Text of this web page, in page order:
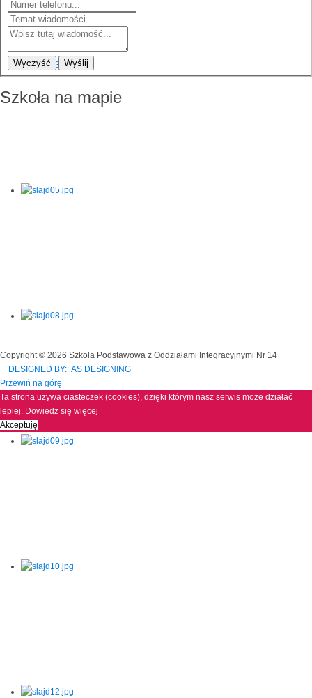
Wyczyść Wyślij
Szkoła na mapie
Copyright © 2026 Szkoła Podstawowa z Oddziałami Integracyjnymi Nr 14
DESIGNED BY: AS DESIGNING
Przewiń na górę
Ta strona używa ciasteczek (cookies), dzięki którym nasz serwis może działać
lepiej. Dowiedz się więcej
Akceptuję